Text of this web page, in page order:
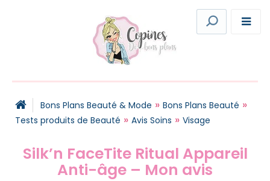
Bons Plans Beauté & Mode » Bons Plans Beauté »
Tests produits de Beauté » Avis Soins » Visage
Silk’n FaceTite Ritual Appareil
Anti-âge – Mon avis